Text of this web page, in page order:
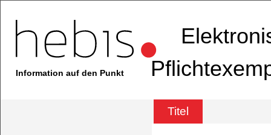
Information auf den Punkt
Titel